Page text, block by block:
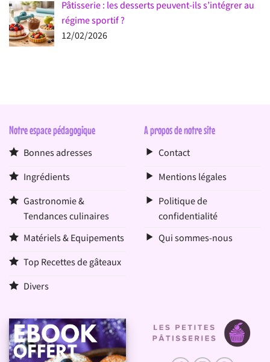
Pâtisserie : les desserts peuvent-ils s’intégrer au
régime sportif ?
12/02/2026
Notre espace pédagogique
Bonnes adresses
Ingrédients
Gastronomie &
Tendances culinaires
Matériels & Equipements
Top Recettes de gâteaux
Divers
A propos de notre site
Contact
Mentions légales
Politique de
confidentialité
Qui sommes-nous